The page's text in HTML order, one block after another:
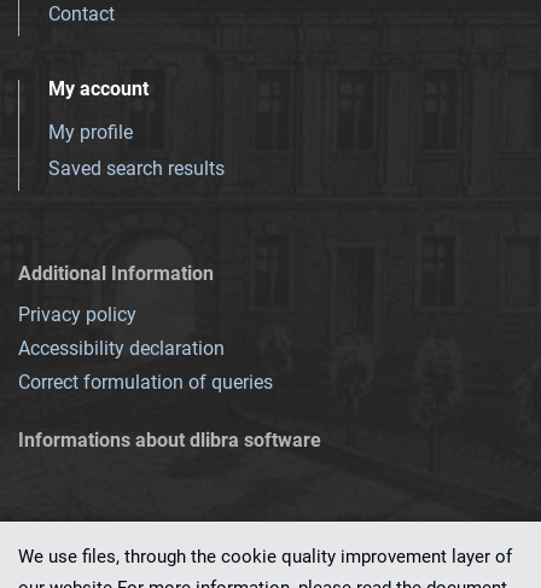
Contact
My account
My profile
Saved search results
Additional Information
Privacy policy
Accessibility declaration
Correct formulation of queries
Informations about dlibra software
We use files, through the cookie quality improvement layer of